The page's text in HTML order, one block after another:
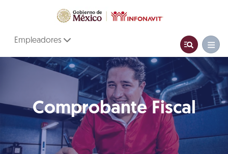
Empleadores
Comprobante Fiscal